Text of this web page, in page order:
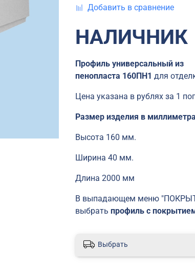
Добавить в сравнение
НАЛИЧНИК
Профиль универсальный из
пенопласта 160ПН1 для
Цена указана в рублях за 1
Размер изделия в
Высота 160 мм.
Ширина 40 мм.
Длина 2000 мм
В выпадающем меню
выбратьпрофиль с
Выбрать